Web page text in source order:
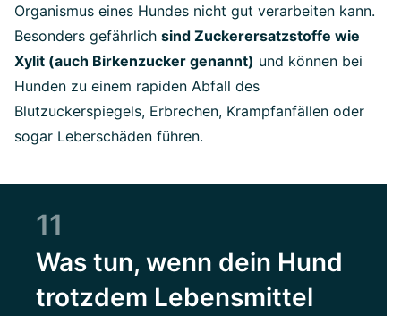
Organismus eines Hundes nicht gut verarbeiten kann.
Besonders gefährlich sind Zuckerersatzstoffe wie
Xylit (auch Birkenzucker genannt) und können bei
Hunden zu einem rapiden Abfall des
Blutzuckerspiegels, Erbrechen, Krampfanfällen oder
sogar Leberschäden führen.
11
Was tun, wenn dein Hund
trotzdem Lebensmittel